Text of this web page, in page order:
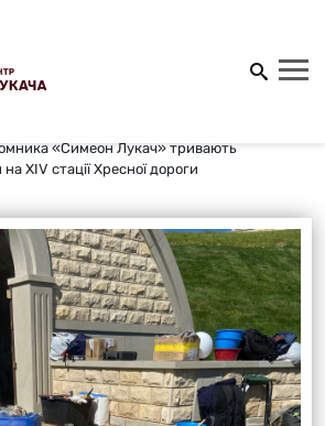
«Симеон Лукач» тривають
XIV стації Хресної дороги